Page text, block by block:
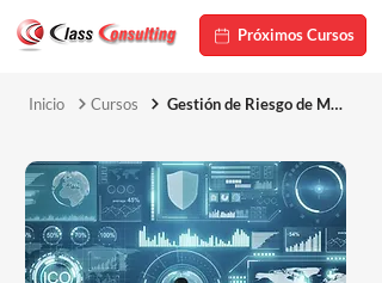
Próximos Cursos
Inicio Cursos Gestión de Riesgo de Modelo